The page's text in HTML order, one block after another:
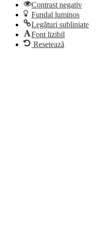
Contrast negativ
Fundal luminos
Legături subliniate
Font lizibil
Resetează